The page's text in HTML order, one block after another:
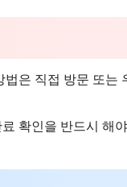
은 직접 방문 또
확인을 반드시 해